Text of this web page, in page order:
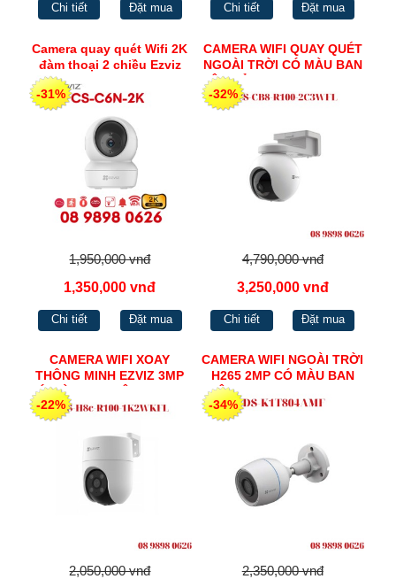
Chi tiết Đặt mua Chi tiết Đặt mua
Camera quay quét Wifi 2K
đàm thoại 2 chiều Ezviz
CS-C6CN-R100-8B4WF
-31%
1,950,000 vnđ
1,350,000 vnđ
Chi tiết Đặt mua
CAMERA WIFI QUAY QUÉT
NGOÀI TRỜI CÓ MÀU BAN
ĐÊM SỬ DỤNG PIN SẠC 2K
CS-CB8-R100-2C3WFL
-32%
4,790,000 vnđ
3,250,000 vnđ
Chi tiết Đặt mua
CAMERA WIFI XOAY
THÔNG MINH EZVIZ 3MP
CÓ MÀU BAN ĐÊM CS-H8c-
R100-1K2WKFL
-22%
2,050,000 vnđ
CAMERA WIFI NGOÀI TRỜI
H265 2MP CÓ MÀU BAN
ĐÊM EZVIZ CS-C3TN-A0-
1H2WFL
-34%
2,350,000 vnđ